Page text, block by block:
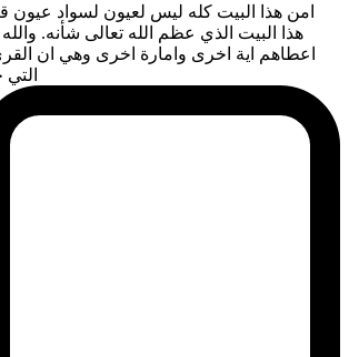
امن هذا البيت كله ليس لعيون لسواد
هذا البيت الذي عظم الله تعالى شأنه.
اعطاهم اية اخرى وامارة اخرى وهي ان